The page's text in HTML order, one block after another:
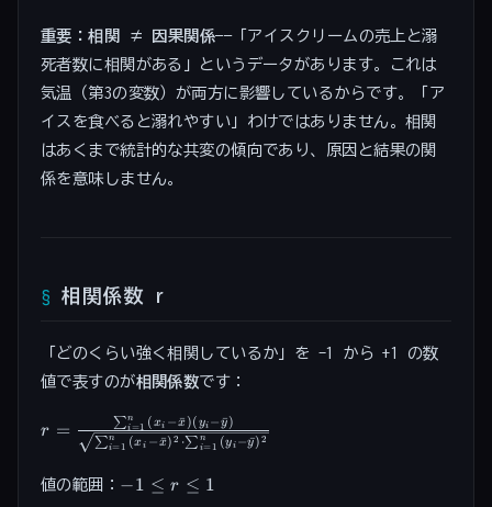
重要：相関 ≠ 因果関係——「アイスクリームの売上と溺
死者数に相関がある」というデータがあります。これは
気温（第3の変数）が両方に影響しているからです。「ア
イスを食べると溺れやすい」わけではありません。相関
はあくまで統計的な共変の傾向であり、原因と結果の関
係を意味しません。
相関係数 r
「どのくらい強く相関しているか」を -1 から +1 の数
値で表すのが相関係数です：
r =
\frac{\sum_{i=1}^n
\bar{y})}
r =
∑i= 1
n (xi −x
ˉ) 2 ⋅∑ i= 1
n (yi −y
ˉ) 2
∑i=1
n (xi −x
ˉ)(yi −y
ˉ)
値の範囲： -1
−1 ≤ r ≤ 1